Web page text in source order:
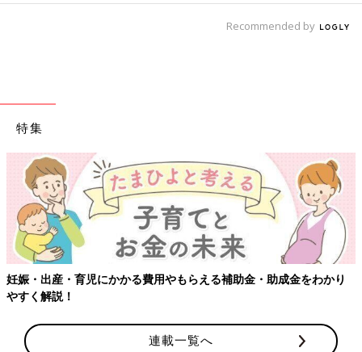
Recommended by
特集
【ワクチン接種できるものも】妊婦の感染症対策、知っておいて！
連載一覧へ